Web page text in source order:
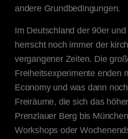
andere Grundbedingungen.
Im Deutschland der 90er
herrscht noch immer der
vergangener Zeiten. Die
Freiheitsexperimente enden
Economy und was dann
Freiräume, die sich das
Prenzlauer Berg bis
Workshops oder